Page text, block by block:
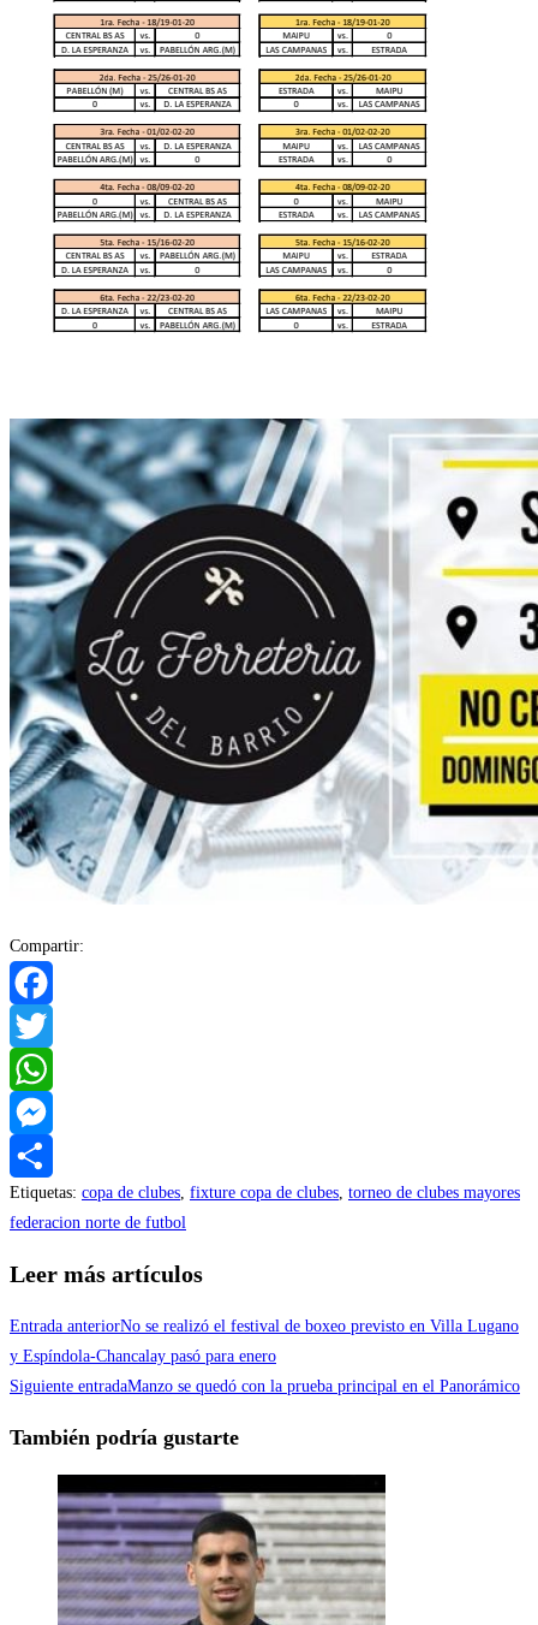
Compartir:
Facebook
Twitter
WhatsApp
Messenger
Compartir
Etiquetas: copa de clubes fixture copa de clubes torneo de clubes mayores
federacion norte de futbol
Leer más artículos
Entrada anteriorNo se realizó el festival de boxeo previsto en Villa Lugano
y Espíndola-Chancalay pasó para enero
Siguiente entradaManzo se quedó con la prueba principal en el Panorámico
También podría gustarte